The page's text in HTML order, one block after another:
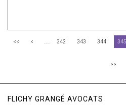
<< < ... 342 343 344 345
>>
FLICHY GRANGÉ AVOCATS